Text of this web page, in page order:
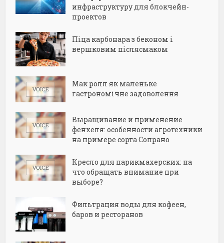
инфраструктуру для блокчейн-
проектов
Піца карбонара з беконом і
вершковим післясмаком
Мак ролл як маленьке
гастрономічне задоволення
Выращивание и применение
фенхеля: особенности агротехники
на примере сорта Сопрано
Кресло для парикмахерских: на
что обращать внимание при
выборе?
Фильтрация воды для кофеен,
баров и ресторанов